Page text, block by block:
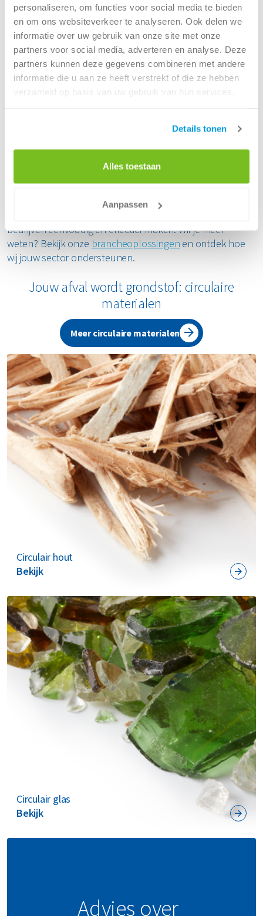
personaliseren, om functies voor social media te bieden
en om ons websiteverkeer te analyseren. Ook delen we
informatie over uw gebruik van onze site met onze
partners voor social media, adverteren en analyse. Deze
partners kunnen deze gegevens combineren met andere
informatie die u aan ze heeft verstrekt of die ze hebben
verzameld op basis van uw gebruik van hun services.
Details tonen
Alles toestaan
Aanpassen
Afvalbeheer is een essentieel onderdeel van het succes
van jouw onderneming. Elke branche kent unieke
uitdagingen, en daarom is het belangrijk dat jouw
bedrijfsafval op een efficiënte en duurzame manier wordt
verwerkt. Met op maat gemaakte oplossingen helpt
Renewi jouw organisatie om afvalstromen optimaal te
kleine hoeveelheden kantoorafval of grootschalige
afvalstromen in de bouw, wij bieden een betrouwbare
service die perfect aansluit op jouw bedrijfsprocessen.
bedrijven eenvoudig en effectief maken. Wil je meer
weten? Bekijk onze brancheoplossingen en ontdek hoe
wij jouw sector ondersteunen.
Jouw afval wordt grondstof: circulaire
materialen
Meer circulaire materialen
Circulair hout
Bekijk
Circulair glas
Bekijk
Advies over